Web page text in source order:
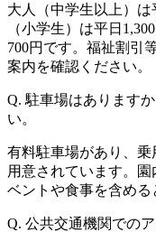
大人（中学生以上）は
（小学生）は平日
700円です。福祉割引
案内を確認ください。
Q. 駐車場はあります
い。
有料駐車場があり、乗
用意されています。
ベントや食事を含める
Q. 公共交通機関での